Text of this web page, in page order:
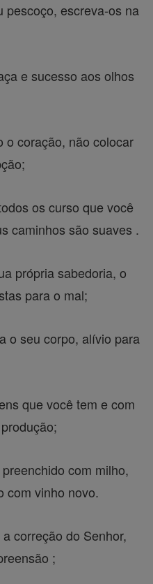
pescoço, escreva-os na
e sucesso aos olhos
o coração, não colocar
os curso que você
caminhos são suaves .
própria sabedoria, o
para o mal;
o seu corpo, alívio para
que você tem e com
com milho,
com vinho novo.
correção do Senhor,
;